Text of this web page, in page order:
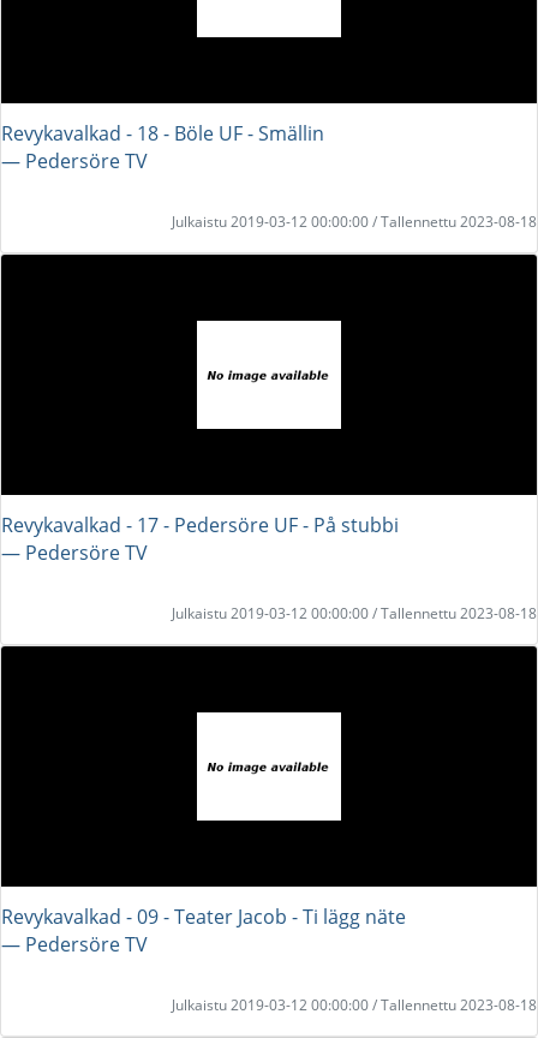
Revykavalkad - 18 - Böle UF - Smällin
― Pedersöre TV
Julkaistu 2019-03-12 00:00:00 / Tallennettu 2023-08-18
Revykavalkad - 17 - Pedersöre UF - På stubbi
― Pedersöre TV
Julkaistu 2019-03-12 00:00:00 / Tallennettu 2023-08-18
Revykavalkad - 09 - Teater Jacob - Ti lägg näte
― Pedersöre TV
Julkaistu 2019-03-12 00:00:00 / Tallennettu 2023-08-18